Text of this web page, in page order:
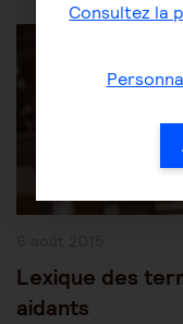
Les mesures de
Lexique des
aidants
Consultez la